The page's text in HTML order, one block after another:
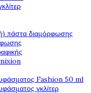
πάστα διαμόρφωσης
Fashion 50 ml
γκλίτερ